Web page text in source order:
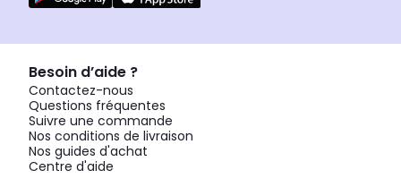
Besoin d’aide ?
Contactez-nous
Questions fréquentes
Suivre une commande
Nos conditions de livraison
Nos guides d'achat
Centre d'aide